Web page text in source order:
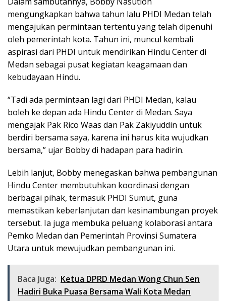
mengungkapkan bahwa tahun lalu PHDI Medan telah
mengajukan permintaan tertentu yang telah dipenuhi
oleh pemerintah kota. Tahun ini, muncul kembali
aspirasi dari PHDI untuk mendirikan Hindu Center di
Medan sebagai pusat kegiatan keagamaan dan
kebudayaan Hindu.
“Tadi ada permintaan lagi dari PHDI Medan, kalau
boleh ke depan ada Hindu Center di Medan. Saya
mengajak Pak Rico Waas dan Pak Zakiyuddin untuk
berdiri bersama saya, karena ini harus kita wujudkan
bersama,” ujar Bobby di hadapan para hadirin.
Lebih lanjut, Bobby menegaskan bahwa pembangunan
Hindu Center membutuhkan koordinasi dengan
berbagai pihak, termasuk PHDI Sumut, guna
memastikan keberlanjutan dan kesinambungan proyek
tersebut. Ia juga membuka peluang kolaborasi antara
Pemko Medan dan Pemerintah Provinsi Sumatera
Utara untuk mewujudkan pembangunan ini.
Baca Juga: Ketua DPRD Medan Wong Chun Sen
Hadiri Buka Puasa Bersama Wali Kota Medan